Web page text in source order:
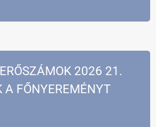
2026 21.
A FŐNYEREMÉNYT